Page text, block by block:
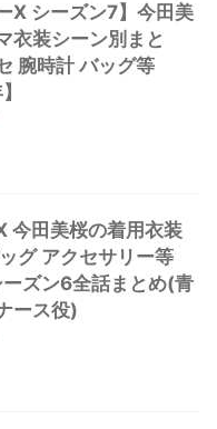
X シーズン7】今田美
衣装シーン別まと
腕時計 バッグ等
今田美桜の着用衣装
グ アクセサリー等
ズン6全話まとめ(青
ース役)